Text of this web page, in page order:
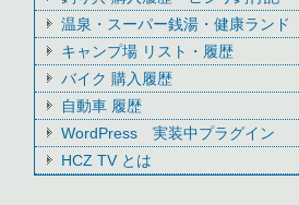
温泉・スーパー銭湯・健康ランド
キャンプ場 リスト・履歴
バイク 購入履歴
自動車 履歴
WordPress 実装中プラグイン
HCZ TV とは